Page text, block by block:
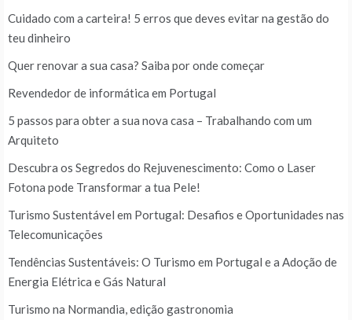
Cuidado com a carteira! 5 erros que deves evitar na gestão do
teu dinheiro
Quer renovar a sua casa? Saiba por onde começar
Revendedor de informática em Portugal
5 passos para obter a sua nova casa – Trabalhando com um
Arquiteto
Descubra os Segredos do Rejuvenescimento: Como o Laser
Fotona pode Transformar a tua Pele!
Turismo Sustentável em Portugal: Desafios e Oportunidades nas
Telecomunicações
Tendências Sustentáveis: O Turismo em Portugal e a Adoção de
Energia Elétrica e Gás Natural
Turismo na Normandia, edição gastronomia